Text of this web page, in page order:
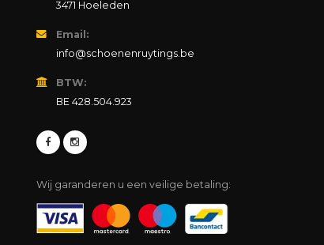
3471 Hoeleden
Email:
info@schoenenruytings.be
BTW:
BE 428.504.923
Wij garanderen u een veilige betaling: